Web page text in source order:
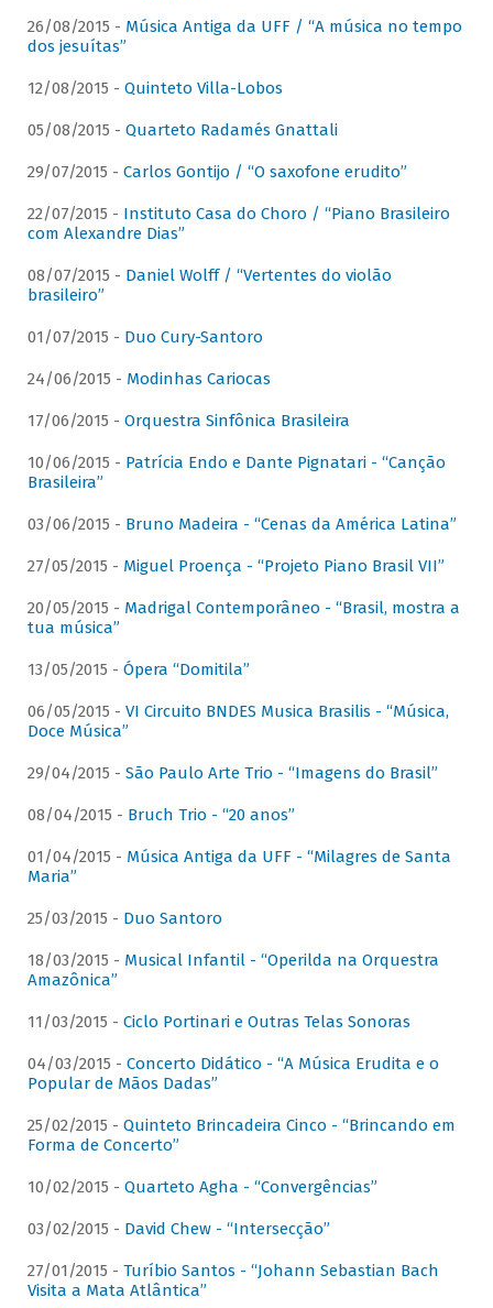
26/08/2015 - Música Antiga da UFF / “A música no tempo
dos jesuítas”
12/08/2015 - Quinteto Villa-Lobos
05/08/2015 - Quarteto Radamés Gnattali
29/07/2015 - Carlos Gontijo / “O saxofone erudito”
22/07/2015 - Instituto Casa do Choro / “Piano Brasileiro
com Alexandre Dias”
08/07/2015 - Daniel Wolff / “Vertentes do violão
brasileiro”
01/07/2015 - Duo Cury-Santoro
24/06/2015 - Modinhas Cariocas
17/06/2015 - Orquestra Sinfônica Brasileira
10/06/2015 - Patrícia Endo e Dante Pignatari - “Canção
Brasileira”
03/06/2015 - Bruno Madeira - “Cenas da América Latina”
27/05/2015 - Miguel Proença - “Projeto Piano Brasil VII”
20/05/2015 - Madrigal Contemporâneo - “Brasil, mostra a
tua música”
13/05/2015 - Ópera “Domitila”
06/05/2015 - VI Circuito BNDES Musica Brasilis - “Música,
Doce Música”
29/04/2015 - São Paulo Arte Trio - “Imagens do Brasil”
08/04/2015 - Bruch Trio - “20 anos”
01/04/2015 - Música Antiga da UFF - “Milagres de Santa
Maria”
25/03/2015 - Duo Santoro
18/03/2015 - Musical Infantil - “Operilda na Orquestra
Amazônica”
11/03/2015 - Ciclo Portinari e Outras Telas Sonoras
04/03/2015 - Concerto Didático - “A Música Erudita e o
Popular de Mãos Dadas”
25/02/2015 - Quinteto Brincadeira Cinco - “Brincando em
Forma de Concerto”
10/02/2015 - Quarteto Agha - “Convergências”
03/02/2015 - David Chew - “Intersecção”
27/01/2015 - Turíbio Santos - “Johann Sebastian Bach
Visita a Mata Atlântica”